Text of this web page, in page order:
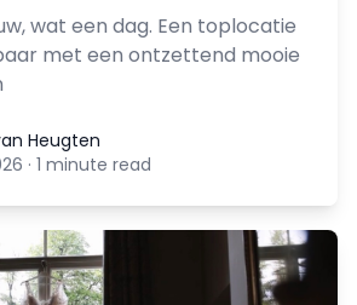
wat een dag. Een toplocatie
met een ontzettend mooie
Heugten
· 1 minute read